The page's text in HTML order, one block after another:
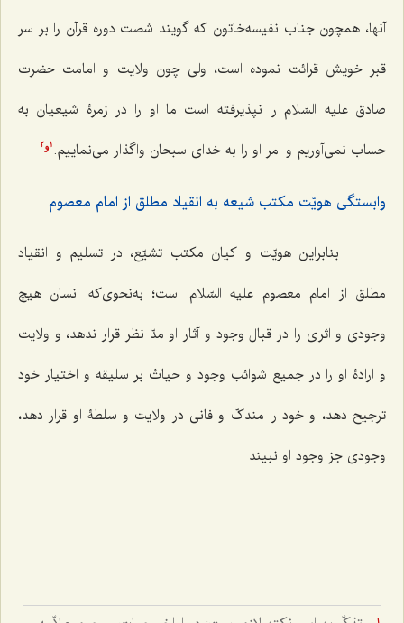
آنها، همچون جناب نفیسه‌خاتون که گویند شصت دوره قرآن را بر سر
قبر خویش قرائت نموده است، ولی چون ولایت و امامت حضرت
صادق علیه السّلام را نپذیرفته است ما او را در زمرۀ شیعیان به
‌حساب نمی‌آوریم و امر او را به خدای سبحان واگذار می‌نماییم. 1و2
وابستگی هویّت مکتب شیعه به انقیاد مطلق از امام معصوم
بنابراین هویّت و کیان مکتب تشیّع، در تسلیم و انقیاد
مطلق از امام معصوم علیه السّلام است؛ به‌نحوی‌که انسان هیچ
وجودی و اثری را در قبال وجود و آثار او مدّ نظر قرار ندهد، و ولایت
و ارادۀ او را در جمیع شوائب وجود و حیاتْ بر سلیقه و اختیار خود
ترجیح دهد، و خود را مندکّ و فانی در ولایت و سلطۀ او قرار دهد،
وجودی جز وجود او نبیند